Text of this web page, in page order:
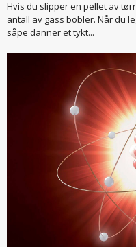
Hvis du slipper en pellet av
antall av gass bobler. Når du
såpe danner et tykt...